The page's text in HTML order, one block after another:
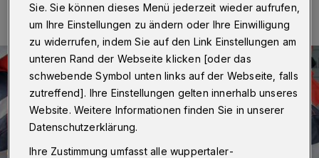
Sie. Sie können dieses Menü jederzeit wieder aufrufen,
um Ihre Einstellungen zu ändern oder Ihre Einwilligung
zu widerrufen, indem Sie auf den Link Einstellungen am
unteren Rand der Webseite klicken [oder das
schwebende Symbol unten links auf der Webseite, falls
zutreffend]. Ihre Einstellungen gelten innerhalb unseres
Website. Weitere Informationen finden Sie in unserer
Datenschutzerklärung.
Ihre Zustimmung umfasst alle wuppertaler-